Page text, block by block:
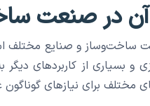
آن در صنعت
ساخت‌وساز و صنایع
و بسیاری از کاربردهای
برای نیازهای